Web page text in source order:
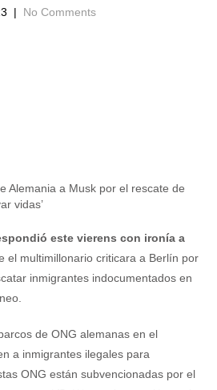
| No Comments
este vierens con ironía a
el multimillonario criticara a Berlín por
inmigrantes indocumentados en
de ONG alemanas en el
a inmigrantes ilegales para
ONG están subvencionadas por el